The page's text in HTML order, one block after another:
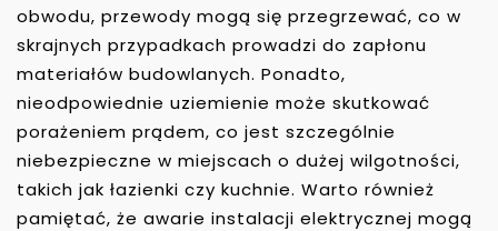
obwodu, przewody mogą się przegrzewać, co w
skrajnych przypadkach prowadzi do zapłonu
materiałów budowlanych. Ponadto,
nieodpowiednie uziemienie może skutkować
porażeniem prądem, co jest szczególnie
niebezpieczne w miejscach o dużej wilgotności,
takich jak łazienki czy kuchnie. Warto również
pamiętać, że awarie instalacji elektrycznej mogą